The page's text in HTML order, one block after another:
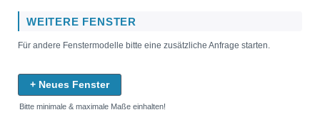
WEITERE FENSTER
Für andere Fenstermodelle bitte eine zusätzliche Anfrage starten.
+ Neues Fenster
Bitte minimale & maximale Maße einhalten!